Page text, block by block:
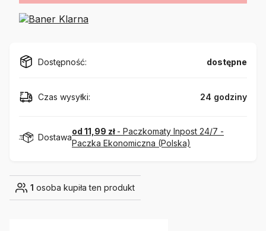
Dostępność: dostępne
Czas wysyłki: 24 godziny
Dostawa
od 11,99 zł - Paczkomaty Inpost 24/7 -
Paczka Ekonomiczna (Polska)
1 osoba kupiła ten produkt